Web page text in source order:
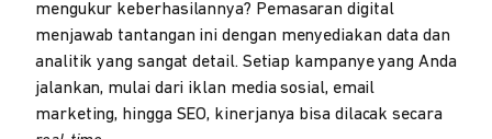
mengukur keberhasilannya? Pemasaran digital
menjawab tantangan ini dengan menyediakan data dan
analitik yang sangat detail. Setiap kampanye yang Anda
jalankan, mulai dari iklan media sosial, email
marketing, hingga SEO, kinerjanya bisa dilacak secara